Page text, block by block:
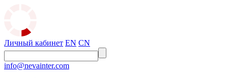
Личный кабинет EN CN
info@nevainter.com